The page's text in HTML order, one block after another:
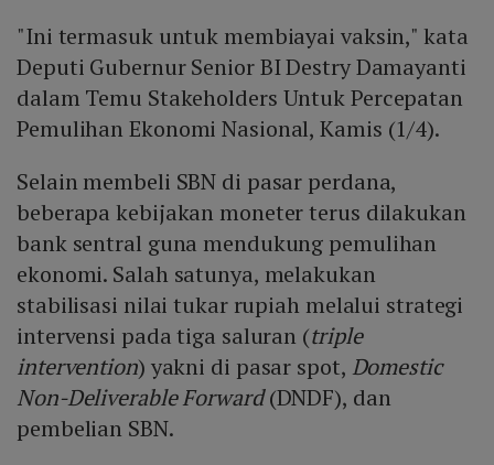
"Ini termasuk untuk membiayai vaksin," kata
Deputi Gubernur Senior BI Destry Damayanti
dalam Temu Stakeholders Untuk Percepatan
Pemulihan Ekonomi Nasional, Kamis (1/4).
Selain membeli SBN di pasar perdana,
beberapa kebijakan moneter terus dilakukan
bank sentral guna mendukung pemulihan
ekonomi. Salah satunya, melakukan
stabilisasi nilai tukar rupiah melalui strategi
intervensi pada tiga saluran (triple
intervention) yakni di pasar spot, Domestic
Non-Deliverable Forward(DNDF), dan
pembelian SBN.